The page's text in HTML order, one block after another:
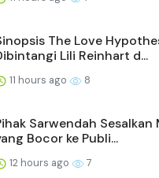
The Love
Lili Reinhart d...
11 hours ago 8
Sarwendah Sesalkan
Bocor ke Publi...
12 hours ago 7